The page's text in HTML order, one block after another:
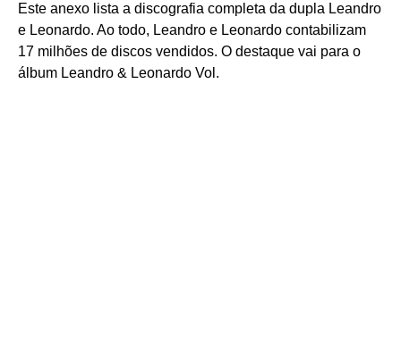
Este anexo lista a discografia completa da dupla Leandro
e Leonardo. Ao todo, Leandro e Leonardo contabilizam
17 milhões de discos vendidos. O destaque vai para o
álbum Leandro & Leonardo Vol.